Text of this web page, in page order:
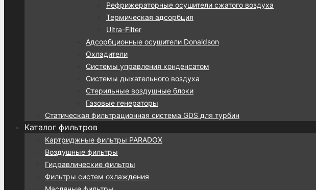
Рефрижераторные осушители сжатого воздуха
Термическая адсорбция
Ultra-Filter
Адсорбционные осушители Donaldson
Охладители
Системы управления конденсатом
Системы дыхательного воздуха
Стерильные воздушные блоки
Газовые генераторы
Статическая фильтрационная система GDS для турбин
Каталог фильтров
Картриджные фильтры PARADOX
Воздушные фильтры
Гидравлические фильтры
Фильтры систем охлаждения